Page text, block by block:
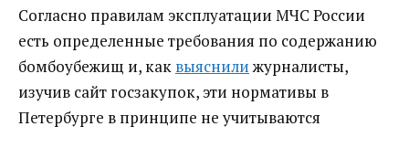
Согласно правилам эксплуатации МЧС России
есть определенные требования по содержанию
бомбоубежищ и, как выяснилижурналисты,
изучив сайт госзакупок, эти нормативы в
Петербурге в принципе не учитываются